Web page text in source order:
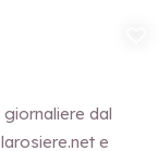
dal
e